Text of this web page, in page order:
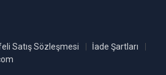
Satış Sözleşmesi
İade Şartları